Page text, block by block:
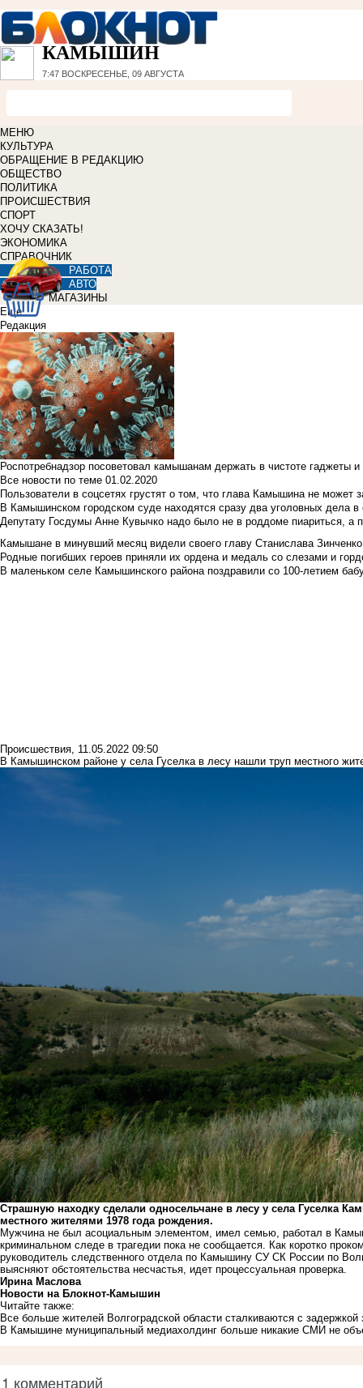
КАМЫШИН
7:47 ВОСКРЕСЕНЬЕ, 09 АВГУСТА
МЕНЮ
КУЛЬТУРА
ОБРАЩЕНИЕ В РЕДАКЦИЮ
ОБЩЕСТВО
ПОЛИТИКА
ПРОИСШЕСТВИЯ
СПОРТ
ХОЧУ СКАЗАТЬ!
ЭКОНОМИКА
СПРАВОЧНИК
РАБОТА
АВТО
МАГАЗИНЫ
Еще
Редакция
Роспотребнадзор посоветовал камышанам держать в чистоте гаджеты
Все новости по теме 01.02.2020
Пользователи в соцсетях грустят о том, что глава Камышина не может
В Камышинском городском суде находятся сразу два уголовных дела
Депутату Госдумы Анне Кувычко надо было не в роддоме пиариться, а
Камышане в минувший месяц видели своего главу Станислава Зинченко
Родные погибших героев приняли их ордена и медаль со слезами и
В маленьком селе Камышинского района поздравили со 100-летием
Происшествия, 11.05.2022 09:50
В Камышинском районе у села Гуселка в лесу нашли труп местного
Страшную находку сделали односельчане в лесу у села Гуселка
местного жителями 1978 года рождения.
Мужчина не был асоциальным элементом, имел семью, работал в
криминальном следе в трагедии пока не сообщается. Как коротко
руководитель следственного отдела по Камышину СУ СК России по
выясняют обстоятельства несчастья, идет процессуальная проверка.
Ирина Маслова
Новости на Блoкнoт-Камышин
Читайте также:
Все больше жителей Волгоградской области сталкиваются с задержкой
В Камышине муниципальный медиахолдинг больше никакие СМИ не
1 комментарий